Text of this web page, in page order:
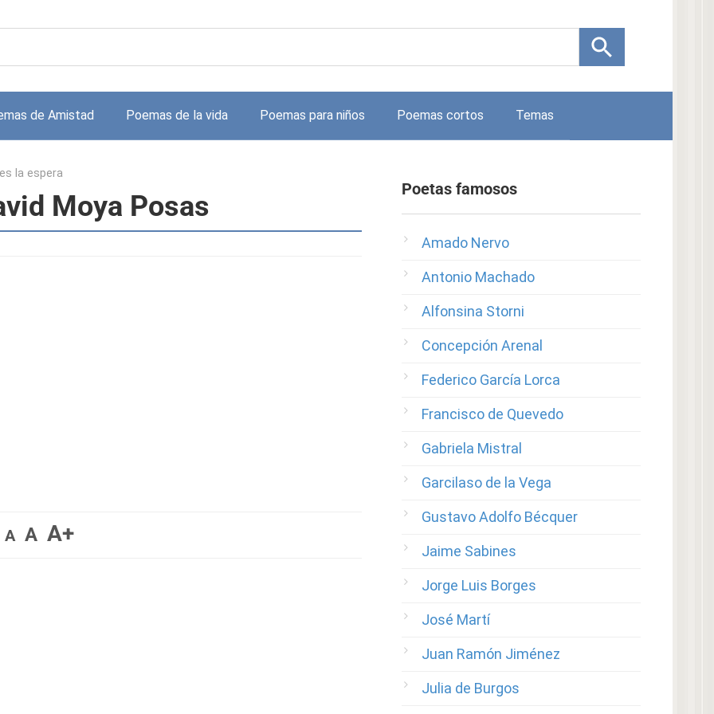
de Amistad Poemas de la vida Poemas para niños Poemas cortos Temas
la espera
Moya Posas
A A A+
Poetas famosos
Amado Nervo
Antonio Machado
Alfonsina Storni
Concepción Arenal
Federico García Lorca
Francisco de Quevedo
Gabriela Mistral
Garcilaso de la Vega
Gustavo Adolfo Bécquer
Jaime Sabines
Jorge Luis Borges
José Martí
Juan Ramón Jiménez
Julia de Burgos